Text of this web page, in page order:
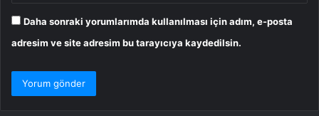
Daha sonraki yorumlarımda kullanılması için adım, e-posta
adresim ve site adresim bu tarayıcıya kaydedilsin.